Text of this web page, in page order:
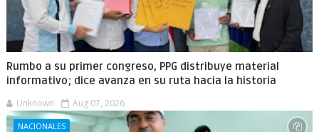
Rumbo a su primer congreso, PPG distribuye material
informativo; dice avanza en su ruta hacia la historia
Unknown Aug 07, 2026
NACIONALES